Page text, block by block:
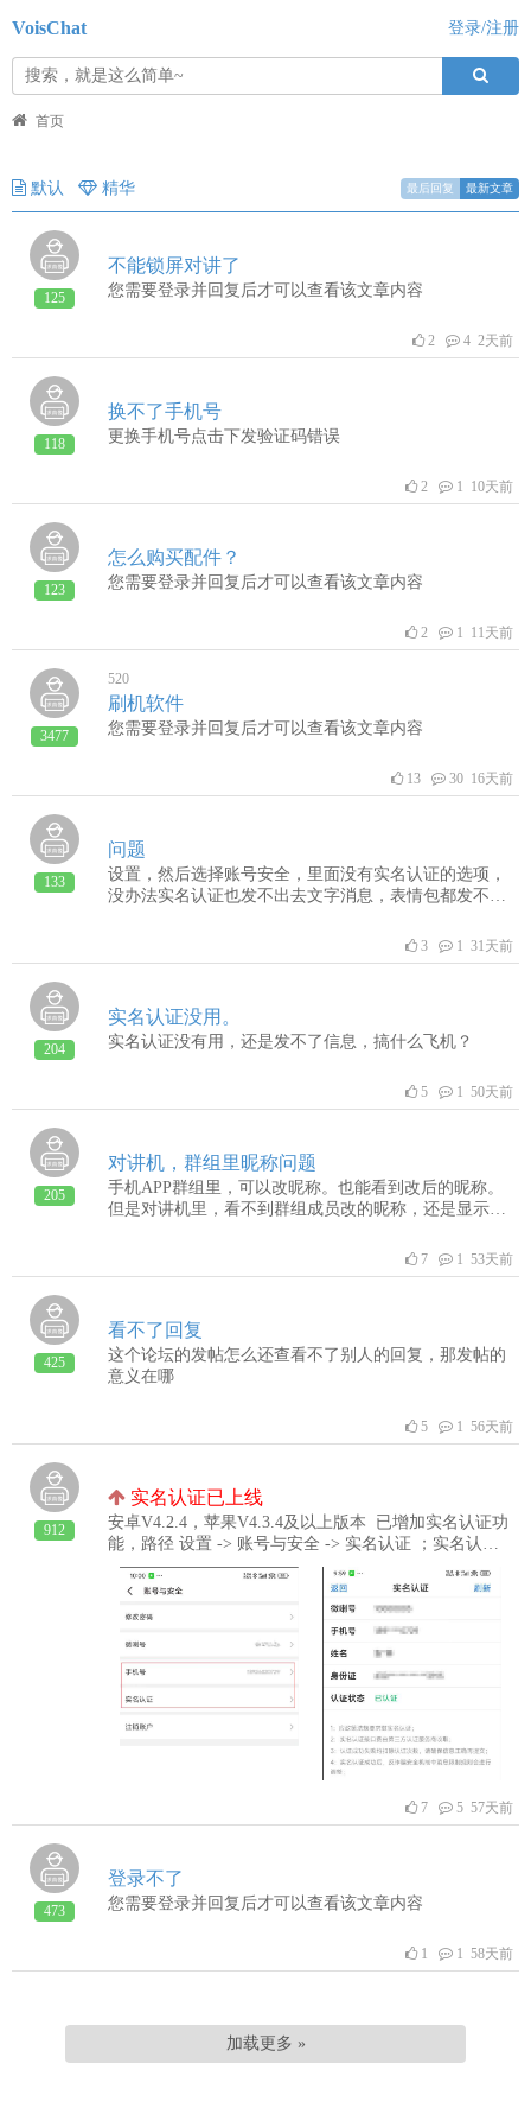
VoisChat 登录/注册
首页
默认 精华 最后回复 最新文章
125
不能锁屏对讲了
您需要登录并回复后才可以查看该文章内容
2 4 2天前
118
换不了手机号
更换手机号点击下发验证码错误
2 1 10天前
123
怎么购买配件？
您需要登录并回复后才可以查看该文章内容
2 1 11天前
3477
520
刷机软件
您需要登录并回复后才可以查看该文章内容
13 30 16天前
133
问题
设置，然后选择账号安全，里面没有实名认证的选项，
没办法实名认证也发不出去文字消息，表情包都发不了
3 1 31天前
204
实名认证没用。
实名认证没有用，还是发不了信息，搞什么飞机？
5 1 50天前
205
对讲机，群组里昵称问题
手机APP群组里，可以改昵称。也能看到改后的昵称。
但是对讲机里，看不到群组成员改的昵称，还是显示的
7 1 53天前
425
看不了回复
这个论坛的发帖怎么还查看不了别人的回复，那发帖的
意义在哪
5 1 56天前
912
实名认证已上线
安卓V4.2.4，苹果V4.3.4及以上版本 已增加实名认证功
能，路径 设置 -> 账号与安全 -> 实名认证 ；实名认证
成功后，反诈安全机制中消息限制规则会放宽；注意：
实名认证时确保身份信息与运营商办卡时一致；
7 5 57天前
473
登录不了
您需要登录并回复后才可以查看该文章内容
1 1 58天前
加载更多 »